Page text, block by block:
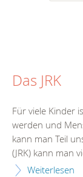
Das JRK
Für viele Kinder
werden und
kann man Teil
(JRK) kann man
Weiterlesen